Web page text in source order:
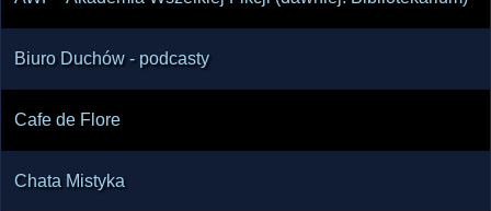
Biuro Duchów - podcasty
Cafe de Flore
Chata Mistyka